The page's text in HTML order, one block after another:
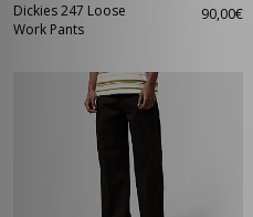
Dickies 247 Loose
Work Pants
90,00€